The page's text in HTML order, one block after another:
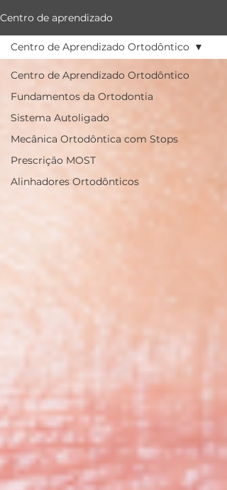
Centro de aprendizado
Centro de Aprendizado Ortodôntico
Fundamentos da Ortodontia
Sistema Autoligado
Mecânica Ortodôntica com Stops
Prescrição MOST
Alinhadores Ortodônticos
Centro de Aprendizado Ortodôntico